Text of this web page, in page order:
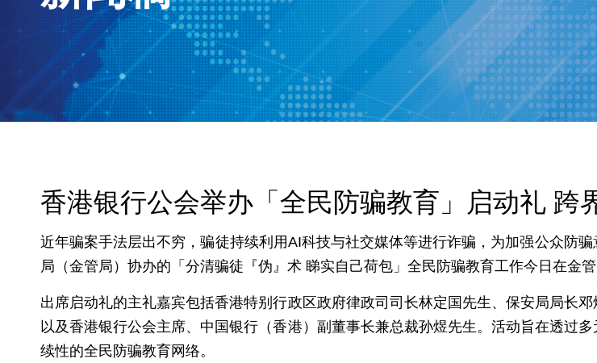
香港银行公会举办「全民防骗教育」启动礼 跨
近年骗案手法层出不穷，骗徒持续利用AI科技与社交媒体等进行诈骗，为加强公众防
局（金管局）协办的「分清骗徒『伪』术 睇实自己荷包」全民防骗教育工作今日在金管
出席启动礼的主礼嘉宾包括香港特别行政区政府律政司司长林定国先生、保安局局长
以及香港银行公会主席、中国银行（香港）副董事长兼总裁孙煜先生。活动旨在透过
续性的全民防骗教育网络。